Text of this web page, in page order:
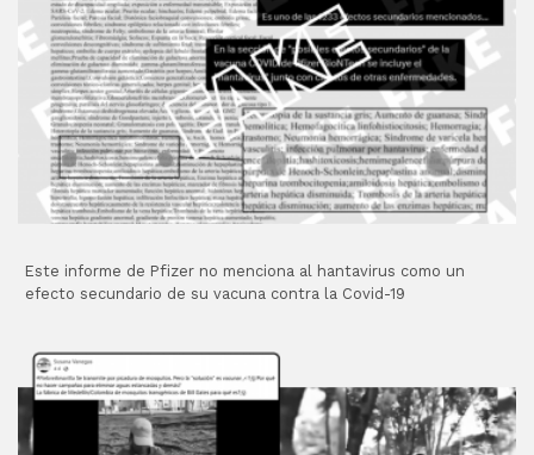
Este informe de Pfizer no menciona al hantavirus como un
efecto secundario de su vacuna contra la Covid-19